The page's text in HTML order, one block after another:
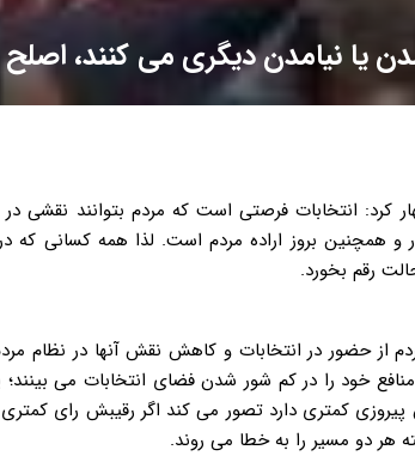
یا نیامدن دیگری می کنند،
کرد: انتخابات فرصتی است که مردم بتوانند نقشی
و همچنین بروز اراده مردم است. لذا همه کسانی
رقم بخورد.
از حضور در انتخابات و کاهش نقش آنها در نظام
خود را در کم شور شدن فضای انتخابات می
کمتری دارد تصور می کند اگر رقیبش رای کمتری
هر دو مسیر را به خطا می روند.